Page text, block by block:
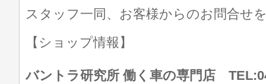
スタッフ一同、お客様からのお問合せ
【ショップ情報】
バントラ研究所 働く車の専門店